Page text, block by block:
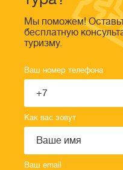
Мы поможем!
бесплатную
туризму.
Ваш номер телефона
Как вас зовут
Ваш email